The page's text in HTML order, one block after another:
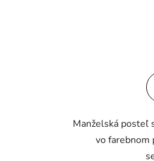
Manželská posteľ
vo farebnom